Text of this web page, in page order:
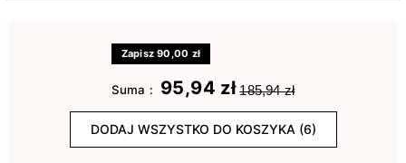
Zapisz 90,00 zł
Suma : 95,94 zł 185,94 zł
DODAJ WSZYSTKO DO KOSZYKA (6)